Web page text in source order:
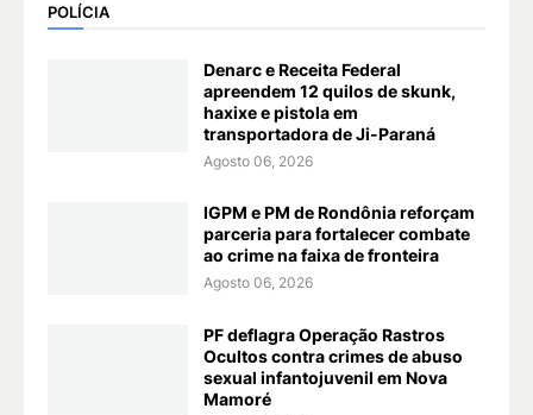
POLÍCIA
Denarc e Receita Federal
apreendem 12 quilos de skunk,
haxixe e pistola em
transportadora de Ji-Paraná
Agosto 06, 2026
IGPM e PM de Rondônia reforçam
parceria para fortalecer combate
ao crime na faixa de fronteira
Agosto 06, 2026
PF deflagra Operação Rastros
Ocultos contra crimes de abuso
sexual infantojuvenil em Nova
Mamoré